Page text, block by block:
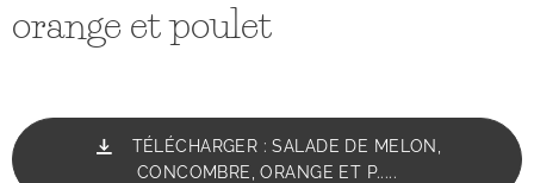
orange et poulet
TÉLÉCHARGER : SALADE DE MELON,
CONCOMBRE, ORANGE ET P.....